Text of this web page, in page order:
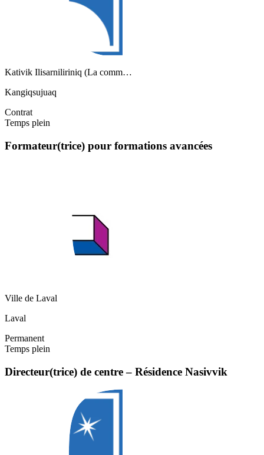
Kativik Ilisarniliriniq (La comm…
Kangiqsujuaq
Contrat
Temps plein
Formateur(trice) pour formations avancées
Ville de Laval
Laval
Permanent
Temps plein
Directeur(trice) de centre – Résidence Nasivvik